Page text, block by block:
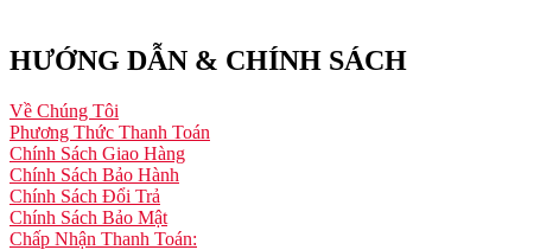
HƯỚNG DẪN & CHÍNH SÁCH
Về Chúng Tôi
Phương Thức Thanh Toán
Chính Sách Giao Hàng
Chính Sách Bảo Hành
Chính Sách Đổi Trả
Chính Sách Bảo Mật
Chấp Nhận Thanh Toán: